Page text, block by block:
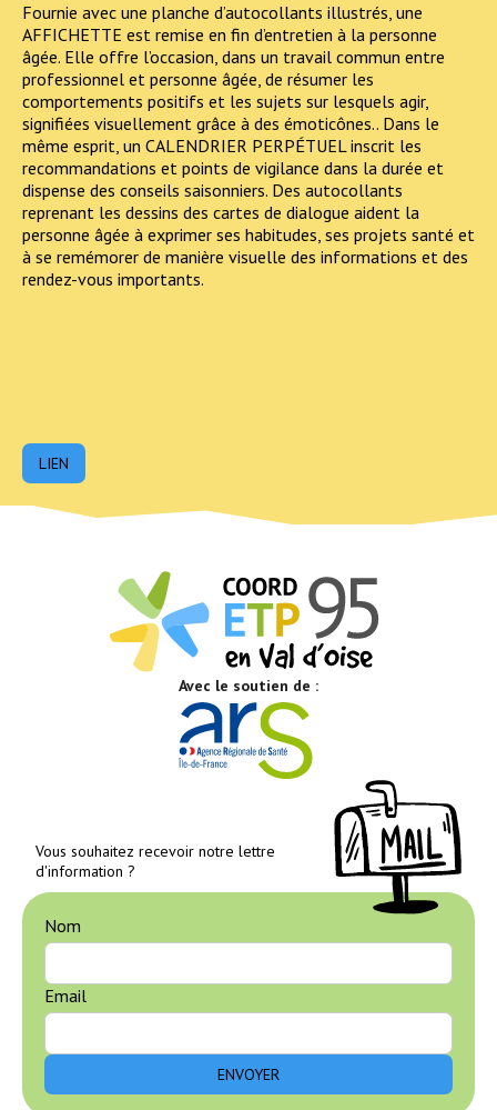
Fournie avec une planche d’autocollants illustrés, une
AFFICHETTE est remise en fin d’entretien à la personne
âgée. Elle offre l’occasion, dans un travail commun entre
professionnel et personne âgée, de résumer les
comportements positifs et les sujets sur lesquels agir,
signifiées visuellement grâce à des émoticônes.. Dans le
même esprit, un CALENDRIER PERPÉTUEL inscrit les
recommandations et points de vigilance dans la durée et
dispense des conseils saisonniers. Des autocollants
reprenant les dessins des cartes de dialogue aident la
personne âgée à exprimer ses habitudes, ses projets santé et
à se remémorer de manière visuelle des informations et des
rendez-vous importants.
LIEN
Avec le soutien de :
Vous souhaitez recevoir notre lettre
d'information ?
Nom
Email